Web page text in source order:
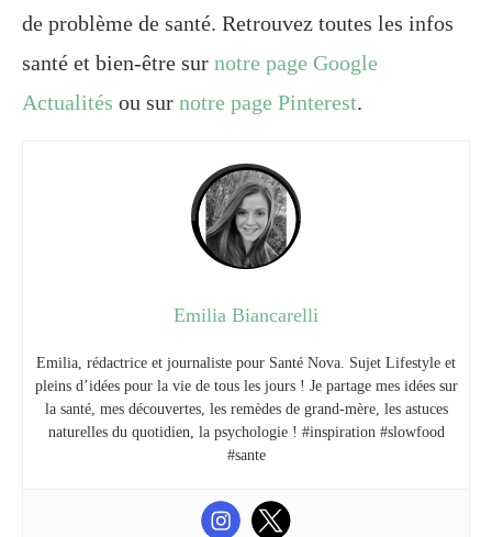
de problème de santé. Retrouvez toutes les infos
santé et bien-être sur notre page Google
Actualités ou sur notre page Pinterest.
Emilia Biancarelli
Emilia, rédactrice et journaliste pour Santé Nova. Sujet Lifestyle et
pleins d’idées pour la vie de tous les jours ! Je partage mes idées sur
la santé, mes découvertes, les remèdes de grand-mère, les astuces
naturelles du quotidien, la psychologie ! #inspiration #slowfood
#sante